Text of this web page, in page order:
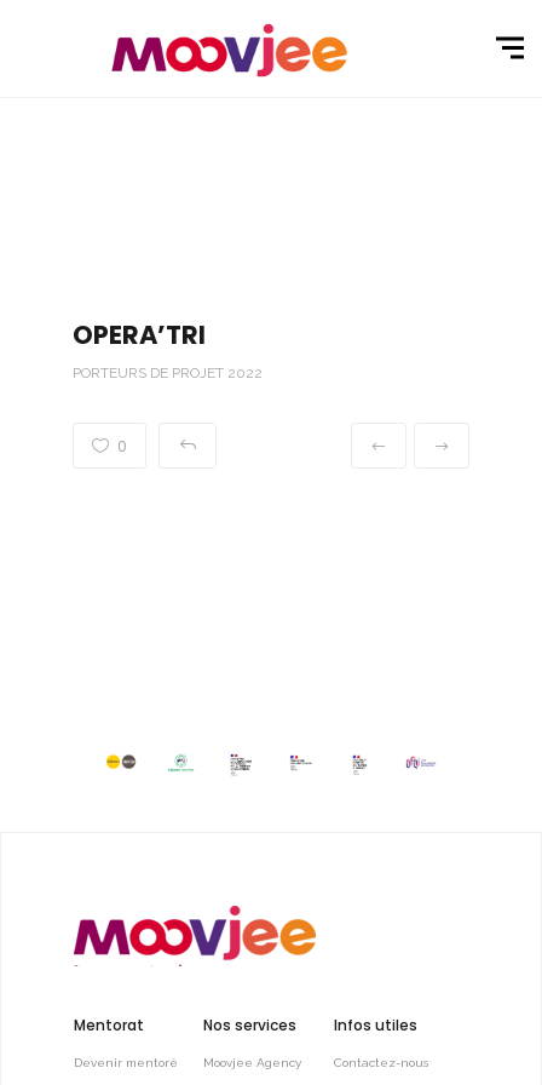
OPERA’TRI
PORTEURS DE PROJET 2022
0
Mentorat
Devenir mentoré
Nos services
Moovjee Agency
Infos utiles
Contactez-nous